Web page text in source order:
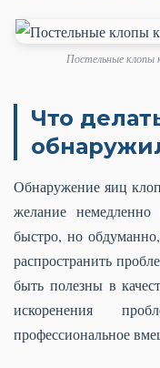
Постельные
Что
Обнаружение яиц
желание
быстро, но
распространить
быть полезны в
искоренения
профессиональное